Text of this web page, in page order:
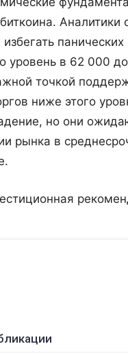
Аналитики
уровень в 62 000
точкой
ниже этого
но они
рынка в